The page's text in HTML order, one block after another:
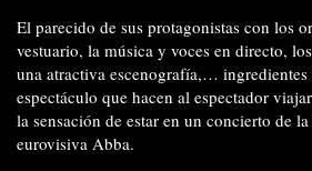
El parecido de sus protagonistas con los
vestuario, la música y voces en directo,
una atractiva escenografía,… ingredientes
espectáculo que hacen al espectador
la sensación de estar en un concierto de
eurovisiva Abba.